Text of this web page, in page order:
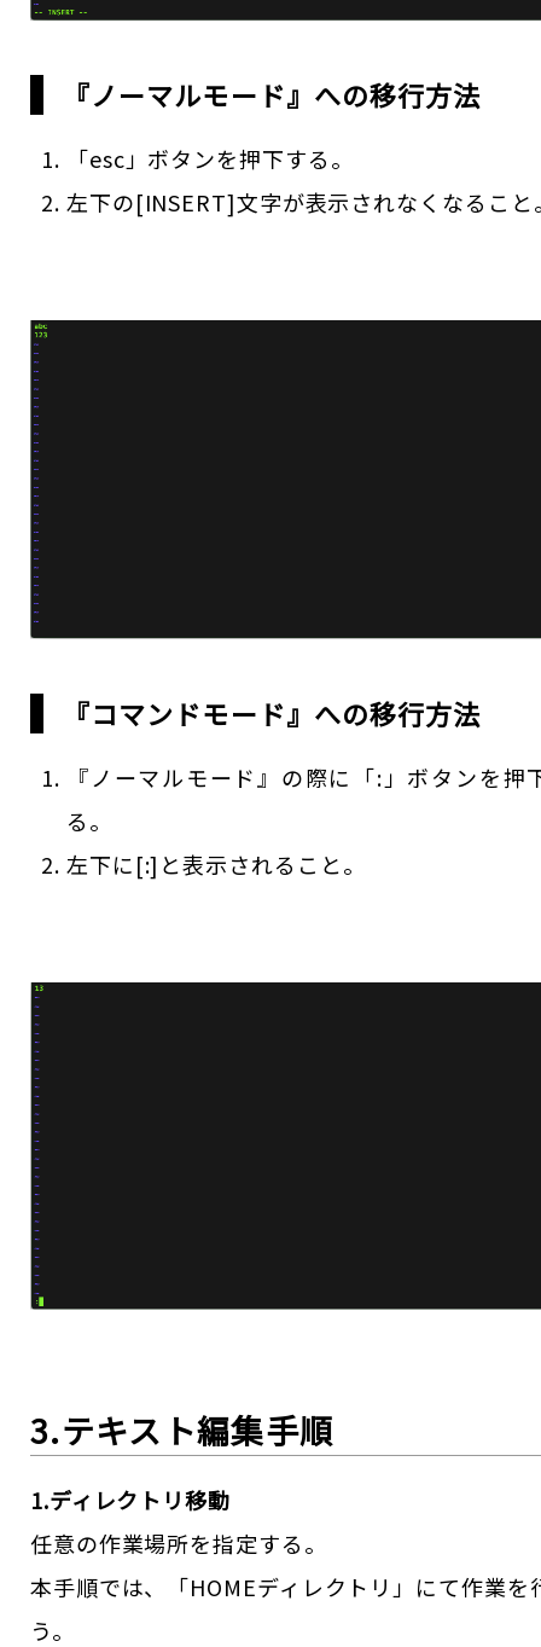
『ノーマルモード』への移行方法
「esc」ボタンを押下する。
左下の[INSERT]文字が表示されなくなること
『コマンドモード』への移行方法
『ノーマルモード』の際に「:」ボタンを押
る。
左下に[:]と表示されること。
3.テキスト編集手順
1.ディレクトリ移動
任意の作業場所を指定する。
本手順では、「HOMEディレクトリ」にて作業を
う。